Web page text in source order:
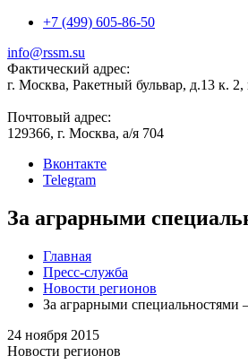
+7 (499) 605-86-50
info@rssm.su
Фактический адрес:
г. Москва, Ракетный бульвар, д.13 к.
Почтовый адрес:
129366, г. Москва, а/я 704
Вконтакте
Telegram
За аграрными
Главная
Пресс-служба
Новости регионов
За аграрными специальностями
24 ноября 2015
Новости регионов